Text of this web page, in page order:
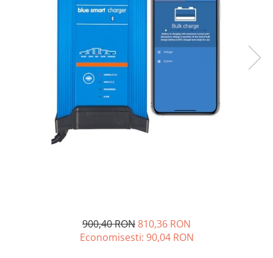
Acumulatori de stocare
900,40 RON810,36 RON
Economisesti: 90,04 RON